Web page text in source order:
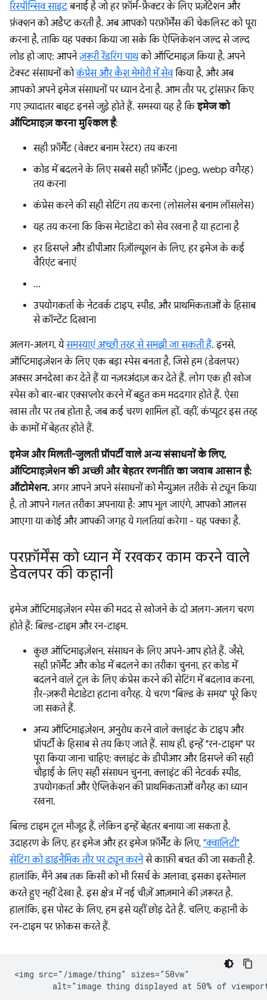
रिस्पॉन्सिव साइटबनाई है जो हर फ़ॉर्म-फ़ैक्टर के लिए प्रज़ेंटेशन और
फ़ंक्शन को अडैप्ट करती है. अब आपको परफ़ॉर्मेंस की चेकलिस्ट को पूरा
करना है, ताकि यह पक्का किया जा सके कि ऐप्लिकेशन जल्द से जल्द
लोड हो जाए: आपनेज़रूरी रेंडरिंग पाथको ऑप्टिमाइज़ किया है, अपने
टेक्स्ट संसाधनों कोकंप्रेस और कैश मेमोरी में सेवकिया है, और अब
आपको अपने इमेज संसाधनों पर ध्यान देना है. आम तौर पर, ट्रांसफ़र किए
गए ज़्यादातर बाइट इनसे जुड़े होते हैं. समस्या यह है किइमेज को
ऑप्टिमाइज़ करना मुश्किल है:
सही फ़ॉर्मैट (वेक्टर बनाम रेस्टर) तय करना
कोड में बदलने के लिए सबसे सही फ़ॉर्मैट (jpeg, webp वगैरह)
तय करना
कंप्रेस करने की सही सेटिंग तय करना (लोसलेस बनाम लॉसलेस)
यह तय करना कि किस मेटाडेटा को सेव रखना है या हटाना है
हर डिसप्ले और डीपीआर रिज़ॉल्यूशन के लिए, हर इमेज के कई
वैरिएंट बनाएं
...
उपयोगकर्ता के नेटवर्क टाइप, स्पीड, और प्राथमिकताओं के हिसाब
से कॉन्टेंट दिखाना
अलग-अलग, येसमस्याएं अच्छी तरह से समझी जा सकती हैं. इनसे,
ऑप्टिमाइज़ेशन के लिए एक बड़ा स्पेस बनता है, जिसे हम (डेवलपर)
अक्सर अनदेखा कर देते हैं या नज़रअंदाज़ कर देते हैं. लोग एक ही खोज
स्पेस को बार-बार एक्सप्लोर करने में बहुत कम मददगार होते हैं. ऐसा
खास तौर पर तब होता है, जब कई चरण शामिल हों. वहीं, कंप्यूटर इस तरह
के कामों में बेहतर होते हैं.
इमेज और मिलती-जुलती प्रॉपर्टी वाले अन्य संसाधनों के लिए,
ऑप्टिमाइज़ेशन की अच्छी और बेहतर रणनीति का जवाब आसान है:
ऑटोमेशन. अगर आपने अपने संसाधनों को मैन्युअल तरीके से ट्यून किया
है, तो आपने गलत तरीका अपनाया है: आप भूल जाएंगे, आपको आलस
आएगा या कोई और आपकी जगह ये गलतियां करेगा - यह पक्का है.
परफ़ॉर्मेंस को ध्यान में रखकर काम करने वाले
डेवलपर की कहानी
इमेज ऑप्टिमाइज़ेशन स्पेस की मदद से खोजने के दो अलग-अलग चरण
होते हैं: बिल्ड-टाइम और रन-टाइम.
कुछ ऑप्टिमाइज़ेशन, संसाधन के लिए अपने-आप होते हैं. जैसे,
सही फ़ॉर्मैट और कोड में बदलने का तरीका चुनना, हर कोड में
बदलने वाले टूल के लिए कंप्रेस करने की सेटिंग में बदलाव करना,
ग़ैर-ज़रूरी मेटाडेटा हटाना वगैरह. ये चरण "बिल्ड के समय" पूरे किए
जा सकते हैं.
अन्य ऑप्टिमाइज़ेशन, अनुरोध करने वाले क्लाइंट के टाइप और
प्रॉपर्टी के हिसाब से तय किए जाते हैं. साथ ही, इन्हें "रन-टाइम" पर
पूरा किया जाना चाहिए: क्लाइंट के डीपीआर और डिसप्ले की सही
चौड़ाई के लिए सही संसाधन चुनना, क्लाइंट की नेटवर्क स्पीड,
उपयोगकर्ता और ऐप्लिकेशन की प्राथमिकताओं वगैरह का ध्यान
रखना.
बिल्ड टाइम टूल मौजूद हैं, लेकिन इन्हें बेहतर बनाया जा सकता है.
उदाहरण के लिए, हर इमेज और हर इमेज फ़ॉर्मैट के लिए, "क्वालिटी"
सेटिंग को डाइनैमिक तौर पर ट्यून करनेसे काफ़ी बचत की जा सकती है.
हालांकि, मैंने अब तक किसी को भी रिसर्च के अलावा, इसका इस्तेमाल
करते हुए नहीं देखा है. इस क्षेत्र में नई चीज़ें आज़माने की ज़रूरत है.
हालांकि, इस पोस्ट के लिए, हम इसे यहीं छोड़ देते हैं. चलिए, कहानी के
रन-टाइम पर फ़ोकस करते हैं.
<img src="/image/thing" sizes="50vw"